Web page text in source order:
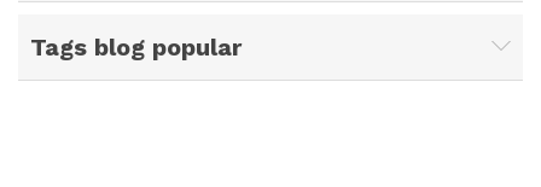
Tags blog popular